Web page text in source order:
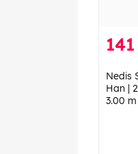
Nedis
Han |
3.00